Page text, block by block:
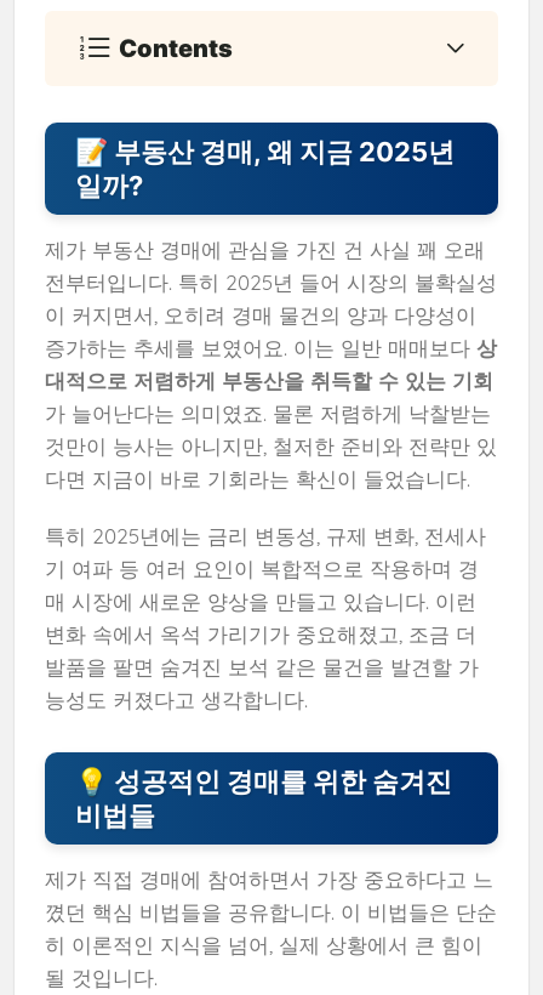
Contents
📝 부동산 경매, 왜 지금 2025년
일까?
제가 부동산 경매에 관심을 가진 건 사실 꽤 오래
전부터입니다. 특히 2025년 들어 시장의 불확실성
이 커지면서, 오히려 경매 물건의 양과 다양성이
증가하는 추세를 보였어요. 이는 일반 매매보다 상
대적으로 저렴하게 부동산을 취득할 수 있는 기회
가 늘어난다는 의미였죠. 물론 저렴하게 낙찰받는
것만이 능사는 아니지만, 철저한 준비와 전략만 있
다면 지금이 바로 기회라는 확신이 들었습니다.
특히 2025년에는 금리 변동성, 규제 변화, 전세사
기 여파 등 여러 요인이 복합적으로 작용하며 경
매 시장에 새로운 양상을 만들고 있습니다. 이런
변화 속에서 옥석 가리기가 중요해졌고, 조금 더
발품을 팔면 숨겨진 보석 같은 물건을 발견할 가
능성도 커졌다고 생각합니다.
💡 성공적인 경매를 위한 숨겨진
비법들
제가 직접 경매에 참여하면서 가장 중요하다고 느
꼈던 핵심 비법들을 공유합니다. 이 비법들은 단순
히 이론적인 지식을 넘어, 실제 상황에서 큰 힘이
될 것입니다.